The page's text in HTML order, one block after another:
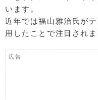
います。
近年では福山雅治氏が
用したことで注目されま
広告